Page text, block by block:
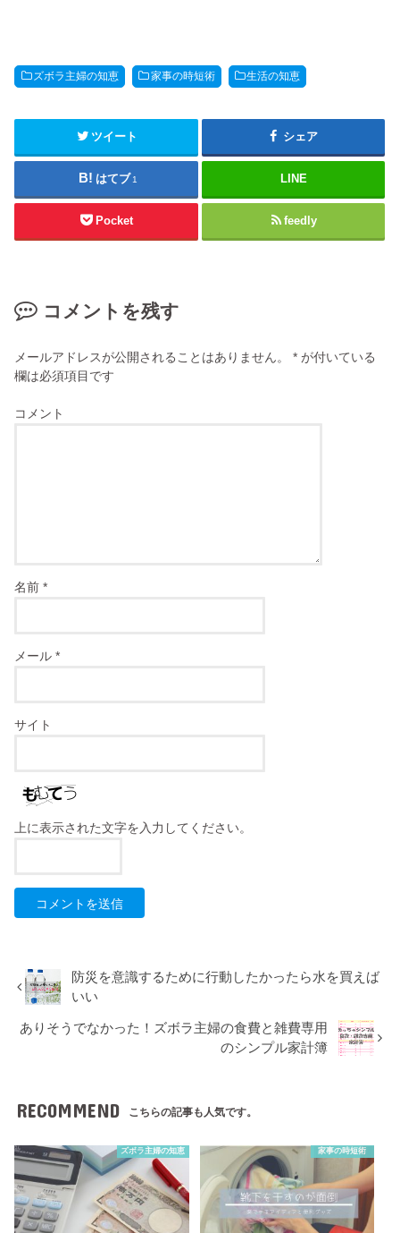
ズボラ主婦の知恵 家事の時短術 生活の知恵
ツイート シェア
はてブ 1 LINE
Pocket feedly
コメントを残す
メールアドレスが公開されることはありません。 * が付いている
欄は必須項目です
コメント
名前*
メール*
サイト
上に表示された文字を入力してください。
防災を意識するために行動したかったら水を買えば
いい
ありそうでなかった！ズボラ主婦の食費と雑費専用
のシンプル家計簿
RECOMMEND こちらの記事も人気です。
ズボラ主婦の知恵 家事の時短術